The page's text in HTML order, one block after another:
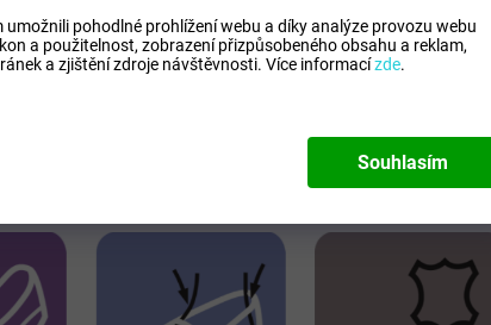
pohodlné prohlížení webu a díky analýze provozu webu
a použitelnost, zobrazení přizpůsobeného obsahu a reklam,
a zjištění zdroje návštěvnosti. Více informacízde.
Souhlasím